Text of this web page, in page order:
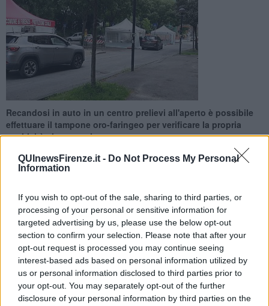
QUInewsFirenze.it - Do Not Process My Personal
Information
If you wish to opt-out of the sale, sharing to third parties, or
processing of your personal or sensitive information for
targeted advertising by us, please use the below opt-out
section to confirm your selection. Please note that after your
opt-out request is processed you may continue seeing
interest-based ads based on personal information utilized by
us or personal information disclosed to third parties prior to
your opt-out. You may separately opt-out of the further
disclosure of your personal information by third parties on the
Recandosi in auto in un centro prelievi all'aperto è possibile
effettuare il tampone oro-faringeo per verificare la propria
positività al coronavirus
FIRENZE —Mentre la prima parte della Fase 2 si avvia al termine
con l’ultimo weekend prima delle riaperture del 18 Maggio, lo sforzo
maggiore della protezione civile resta quello dell'assistenza a
quanti sono in quarantena. Firenze è passata da circa duemila
persone a 646. La Protezione civile comunale ha allestito, insieme
all’asl, le strutture campali in lungarno Santarosa per l’effettuazione
dei tamponi ‘drive through’, il sistema che permette di effettuare il
tampone oro-faringeo per verificare la propria positività o meno al